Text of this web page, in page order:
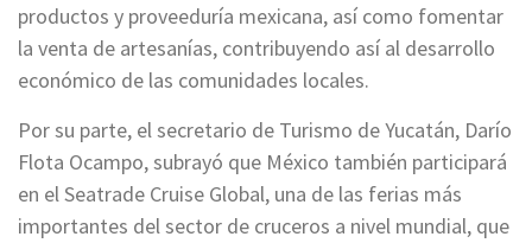
productos y proveeduría mexicana, así como fomentar
la venta de artesanías, contribuyendo así al desarrollo
económico de las comunidades locales.
Por su parte, el secretario de Turismo de Yucatán, Darío
Flota Ocampo, subrayó que México también participará
en el Seatrade Cruise Global, una de las ferias más
importantes del sector de cruceros a nivel mundial, que